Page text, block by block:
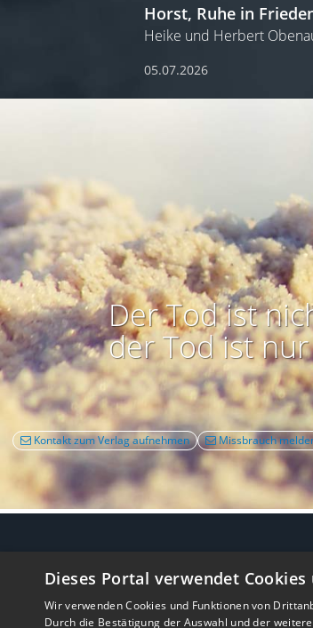
Horst, Ruhe in
Heike und Herbert
05.07.2026
Der Tod ist
der Tod ist
Kontakt zum Verlag aufnehmen Missbrauch
Dieses Portal verwendet
Wir verwenden Cookies und Funktionen von
Durch die Bestätigung der Auswahl und der